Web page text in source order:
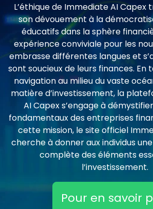
L’éthique de Immediate AI
son dévouement à la
éducatifs dans la sphère
expérience conviviale pour les
embrasse différentes langues et
sont soucieux de leurs finances. En
navigation au milieu du vaste
matière d’investissement, la
AI Capex s’engage à
fondamentaux des entreprises
cette mission, le site officiel
cherche à donner aux individus
complète des éléments
l’investissement.
Pour en savoir